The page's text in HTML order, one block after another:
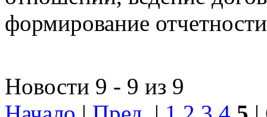
формирование
Новости 9 - 9 из 9